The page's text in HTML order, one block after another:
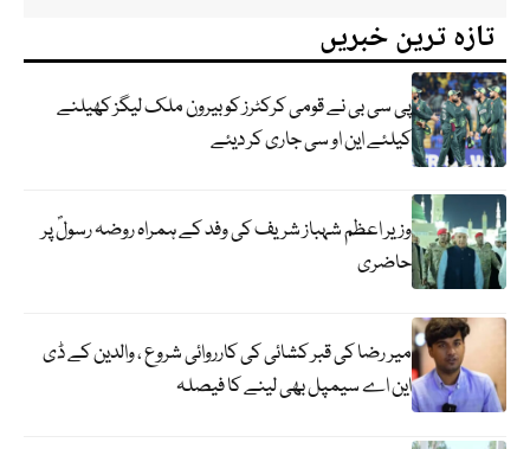
تازہ ترین خبریں
پی سی بی نے قومی کرکٹرز کو بیرون ملک لیگز کھیلنے
کیلئے این او سی جاری کر دیئے
وزیر اعظم شہباز شریف کی وفد کے ہمراہ روضہ رسولؐ پر
حاضری
میر رضا کی قبر کشائی کی کارروائی شروع ، والدین کے ڈی
این اے سیمپل بھی لینے کا فیصلہ